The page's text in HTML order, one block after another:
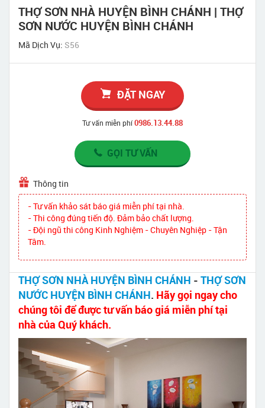
THỢ SƠN NHÀ HUYỆN BÌNH CHÁNH | THỢ
SƠN NƯỚC HUYỆN BÌNH CHÁNH
Mã Dịch Vụ: S56
ĐẶT NGAY
Tư vấn miễn phí0986.13.44.88
GỌI TƯ VẤN
Thông tin
- Tư vấn khảo sát báo giá miễn phí tại nhà.
- Thi công đúng tiến độ. Đảm bảo chất lượng.
- Đội ngũ thi công Kinh Nghiệm - Chuyên Nghiệp - Tận
Tâm.
THỢ SƠN NHÀ HUYỆN BÌNH CHÁNH - THỢ SƠN
NƯỚC HUYỆN BÌNH CHÁNH. Hãy gọi ngay cho
chúng tôi để được tư vấn báo giá miễn phí tại
nhà của Quý khách.